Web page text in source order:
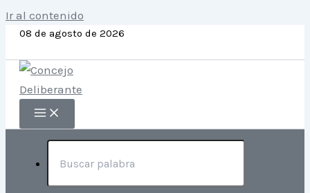
Ir al contenido
08 de agosto de 2026